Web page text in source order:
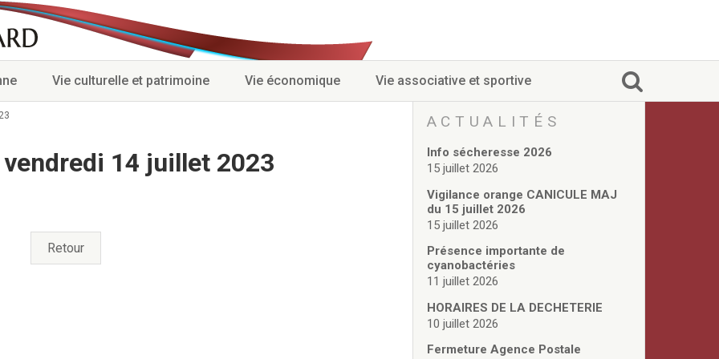
Vie culturelle et patrimoine Vie économique Vie associative et sportive
14 juillet 2023
Retour
ACTUALITÉS
Info sécheresse 2026
15 juillet 2026
Vigilance orange CANICULE MAJ
du 15 juillet 2026
15 juillet 2026
Présence importante de
cyanobactéries
11 juillet 2026
HORAIRES DE LA DECHETERIE
10 juillet 2026
Fermeture Agence Postale